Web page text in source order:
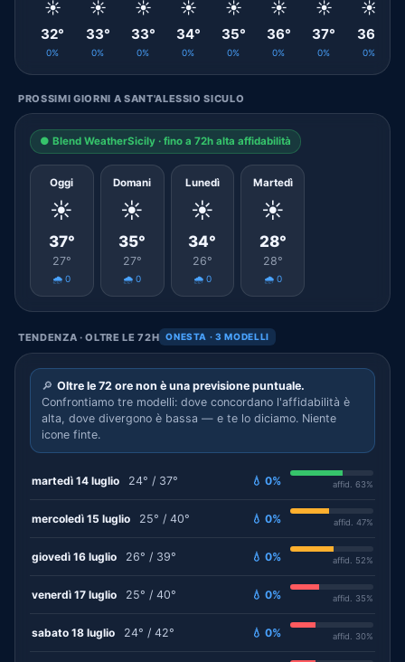
☀️
32°
0%
☀️
33°
0%
☀️
33°
0%
☀️
34°
0%
☀️
35°
0%
☀️
36°
0%
☀️
37°
0%
☀️
36°
0%
PROSSIMI GIORNI A SANT'ALESSIO SICULO
● Blend WeatherSicily · fino a 72h alta affidabilità
Oggi
☀️
37°
27°
🌧️ 0
Domani
☀️
35°
27°
🌧️ 0
Lunedì
☀️
34°
26°
🌧️ 0
Martedì
☀️
28°
28°
🌧️ 0
TENDENZA · OLTRE LE 72H ONESTA · 3 MODELLI
🔎 Oltre le 72 ore non è una previsione puntuale.
Confrontiamo tre modelli: dove concordano l'affidabilità è
alta, dove divergono è bassa — e te lo diciamo. Niente
icone finte.
martedì 14 luglio 24° / 37° 💧 0% affid. 63%
mercoledì 15 luglio 25° / 40° 💧 0% affid. 47%
giovedì 16 luglio 26° / 39° 💧 0% affid. 52%
venerdì 17 luglio 25° / 40° 💧 0% affid. 35%
sabato 18 luglio 24° / 42° 💧 0% affid. 30%